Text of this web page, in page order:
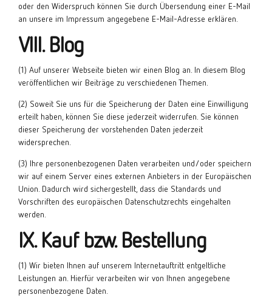
oder den Widerspruch können Sie durch Übersendung einer E-Mail
an unsere im Impressum angegebene E-Mail-Adresse erklären.
VIII. Blog
(1) Auf unserer Webseite bieten wir einen Blog an. In diesem Blog
veröffentlichen wir Beiträge zu verschiedenen Themen.
(2) Soweit Sie uns für die Speicherung der Daten eine Einwilligung
erteilt haben, können Sie diese jederzeit widerrufen. Sie können
dieser Speicherung der vorstehenden Daten jederzeit
widersprechen.
(3) Ihre personenbezogenen Daten verarbeiten und/oder speichern
wir auf einem Server eines externen Anbieters in der Europäischen
Union. Dadurch wird sichergestellt, dass die Standards und
Vorschriften des europäischen Datenschutzrechts eingehalten
werden.
IX. Kauf bzw. Bestellung
(1) Wir bieten Ihnen auf unserem Internetauftritt entgeltliche
Leistungen an. Hierfür verarbeiten wir von Ihnen angegebene
personenbezogene Daten.